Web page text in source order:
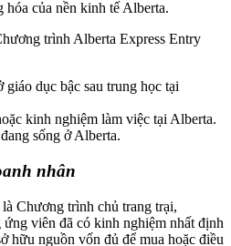
hóa của nền kinh tế Alberta.
trình Alberta Express Entry
dục bậc sau trung học tại
kinh nghiệm làm việc tại Alberta.
sống ở Alberta.
nhân
Chương trình chủ trang trại,
viên đã có kinh nghiệm nhất định
hữu nguồn vốn đủ để mua hoặc điều